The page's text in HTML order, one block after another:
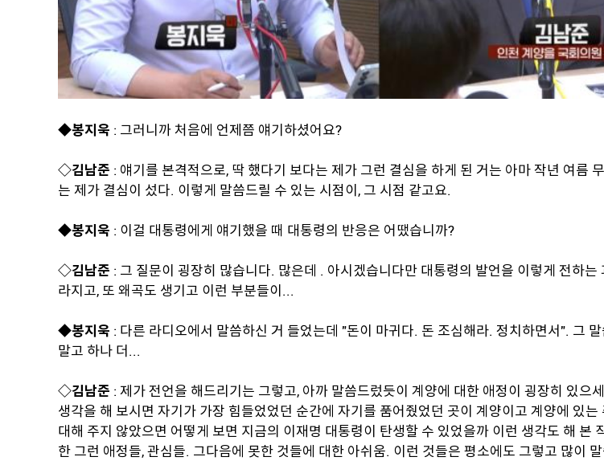
◆봉지욱 : 그러니까 처음에 언제쯤 얘기하셨어요?
◇김남준 : 얘기를 본격적으로, 딱 했다기 보다는 제가 그런 결심을 하게 된 거는 아마 작년 여름
는 제가 결심이 섰다. 이렇게 말씀드릴 수 있는 시점이, 그 시점 같고요.
◆봉지욱 : 이걸 대통령에게 얘기했을 때 대통령의 반응은 어땠습니까?
◇김남준 : 그 질문이 굉장히 많습니다. 많은데 . 아시겠습니다만 대통령의 발언을 이렇게 전하는
라지고, 또 왜곡도 생기고 이런 부분들이...
◆봉지욱 : 다른 라디오에서 말씀하신 거 들었는데 "돈이 마귀다. 돈 조심해라. 정치하면서". 그
말고 하나 더...
◇김남준 : 제가 전언을 해드리기는 그렇고, 아까 말씀드렀듯이 계양에 대한 애정이 굉장히 있으
생각을 해 보시면 자기가 가장 힘들었었던 순간에 자기를 품어줬었던 곳이 계양이고 계양에 있는
대해 주지 않았으면 어떻게 보면 지금의 이재명 대통령이 탄생할 수 있었을까 이런 생각도 해 본
한 그런 애정들, 관심들. 그다음에 못한 것들에 대한 아쉬움. 이런 것들은 평소에도 그렇고 많이